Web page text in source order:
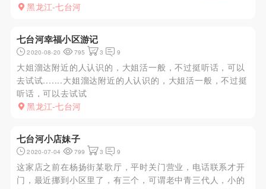
黑龙江-七台河
七台河幸福小区游记
2020-08-20 795 3 9
大姐溜达附近的人认识的，大姐活一般，不过挺听话，可以
去试试.......大姐溜达附近的人认识的，大姐活一般，不过挺
听话，可以去试试
黑龙江-七台河
七台河小店妹子
2020-07-04 799 3 9
这家店之前在杨扬街某歌厅，平时关门营业，电话联系才开
门，最近挪到小区里了，有三个，可谓老中青三代人，小的